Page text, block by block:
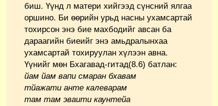
биш. Үүнд л матери хийгээд сүнсний ялгаа
оршино. Би өөрийн урьд насны ухамсартай
тохирсон энэ бие махбодийг авсан ба
дараагийн биеийг энэ амьдралынхаа
ухамсартай тохируулан хүлээн авна.
Үүнийг мөн Бхагавад-гитад(8.6) батлан:
йам йам вапи смаран бхавам
тйажати анте калеварам
там там эваити каунтейа